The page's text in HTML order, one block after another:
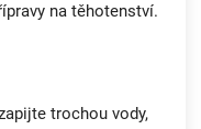
na těhotenství.
trochou vody,